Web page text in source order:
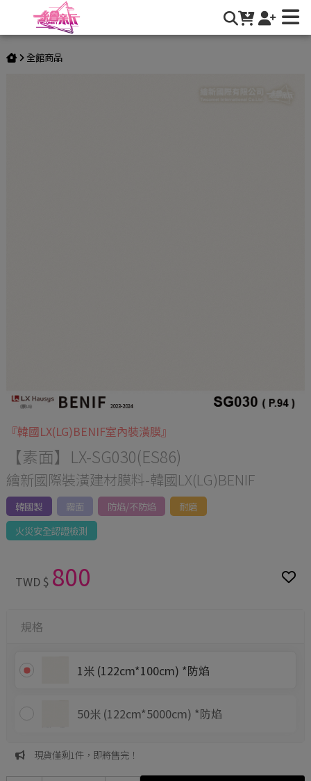
【素面】LX-SG030(ES86) | 繪新國際有限公司
全館商品
『韓國LX(LG)BENIF室內裝潢膜』
【素面】LX-SG030(ES86)
繪新國際裝潢建材膜料-韓國LX(LG)BENIF
韓國製 霧面 防焰/不防焰
耐磨
火災安全認證檢測
TWD $ 800
規格
1米 (122cm*100cm) *防焰
50米 (122cm*5000cm) *防焰
現貨僅剩1件，即將售完！